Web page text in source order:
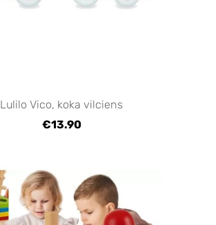
Lulilo Vico, koka vilciens
€13.90